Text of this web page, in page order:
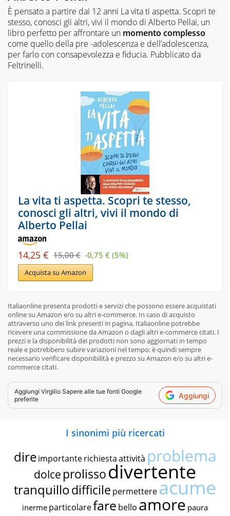
È pensato a partire dai 12 anni La vita ti aspetta. Scopri te
stesso, conosci gli altri, vivi il mondo di Alberto Pellai, un
libro perfetto per affrontare un momento complesso
come quello della pre -adolescenza e dell’adolescenza,
per farlo con consapevolezza e fiducia. Pubblicato da
Feltrinelli.
La vita ti aspetta. Scopri te stesso,
conosci gli altri, vivi il mondo di
Alberto Pellai
14,25 € 15,00 € -0,75 € (5%)
Acquista su Amazon
Italiaonline presenta prodotti e servizi che possono essere acquistati
online su Amazon e/o su altri e-commerce. In caso di acquisto
attraverso uno dei link presenti in pagina, Italiaonline potrebbe
ricevere una commissione da Amazon o dagli altri e-commerce citati. I
prezzi e la disponibilità dei prodotti non sono aggiornati in tempo
reale e potrebbero subire variazioni nel tempo: è quindi sempre
necessario verificare disponibilità e prezzo su Amazon e/o su altri e-
commerce citati.
Aggiungi Virgilio Sapere alle tue fonti Google
preferite
Aggiungi
I sinonimi più ricercati
dire importante richiestaattività problema
dolce prolissodivertente
tranquillodifficile permettereacume
inerme particolarefare bello amore paura